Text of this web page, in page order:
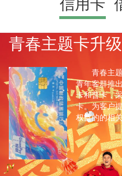
信用卡
青春主题卡升
青春主题
青年客群推
卡和普卡，
卡。为客户
权益的的相